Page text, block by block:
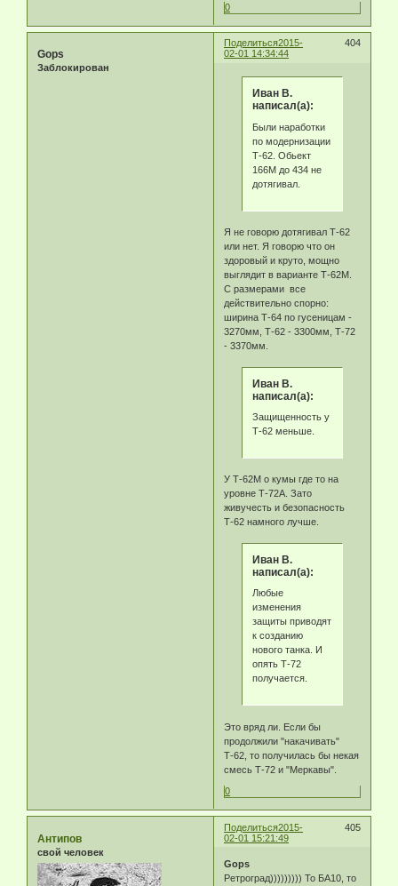
0
Поделиться 404
2015-
02-01 14:34:44
Gops
Заблокирован
Иван В.
написал(а):
Были наработки
по модернизации
Т-62. Обьект
166М до 434 не
дотягивал.
Я не говорю дотягивал Т-62
или нет. Я говорю что он
здоровый и круто, мощно
выглядит в варианте Т-62М.
С размерами все
действительно спорно:
ширина Т-64 по гусеницам -
3270мм, Т-62 - 3300мм, Т-72
- 3370мм.
Иван В.
написал(а):
Защищенность у
Т-62 меньше.
У Т-62М о кумы где то на
уровне Т-72А. Зато
живучесть и безопасность
Т-62 намного лучше.
Иван В.
написал(а):
Любые
изменения
защиты приводят
к созданию
нового танка. И
опять Т-72
получается.
Это вряд ли. Если бы
продолжили "накачивать"
Т-62, то получилась бы некая
смесь Т-72 и "Меркавы".
0
Поделиться 405
2015-
02-01 15:21:49
Антипов
свой человек
Gops
Ретроград))))))))) То БА10, то